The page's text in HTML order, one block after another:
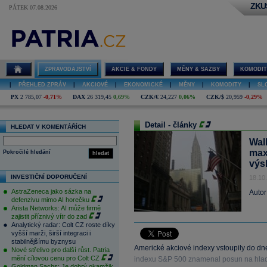
PÁTEK 07.08.2026
ZPRAVODAJSTVÍ AKCIE & FONDY MĚNY & SAZBY
PŘEHLED ZPRÁV AKCIOVÉ EKONOMICKÉ MĚNY KOMODITY
PX 2 785,07 -0,71% DAX 26 319,45 0,69% CZK/€ 24,227 0,06% CZK/$ 20,959 -0,29%
HLEDAT V KOMENTÁŘÍCH
hledat
Pokročilé hledání
INVESTIČNÍ DOPORUČENÍ
AstraZeneca jako sázka na
defenzivu mimo AI horečku
Arista Networks: AI může firmě
zajistit příznivý vítr do zad
Analytický radar: Colt CZ roste díky
vyšší marži, širší integraci i
stabilnějšímu byznysu
Nové střelivo pro další růst. Patria
mění cílovou cenu pro Colt CZ
Detail - články
Americké akciové indexy vstoupily do
indexu S&P 500 znamenal posun na